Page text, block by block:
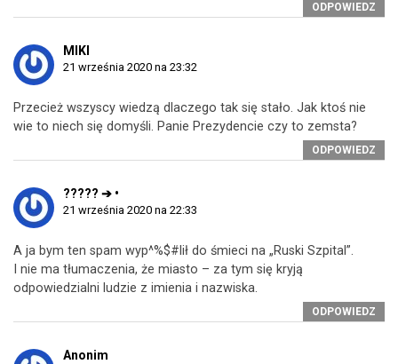
ODPOWIEDZ
MIKI
21 września 2020 na 23:32
Przecież wszyscy wiedzą dlaczego tak się stało. Jak ktoś nie
wie to niech się domyśli. Panie Prezydencie czy to zemsta?
ODPOWIEDZ
????? ➔ •
21 września 2020 na 22:33
A ja bym ten spam wyp^%$#lił do śmieci na „Ruski Szpital”.
I nie ma tłumaczenia, że miasto – za tym się kryją
odpowiedzialni ludzie z imienia i nazwiska.
ODPOWIEDZ
Anonim